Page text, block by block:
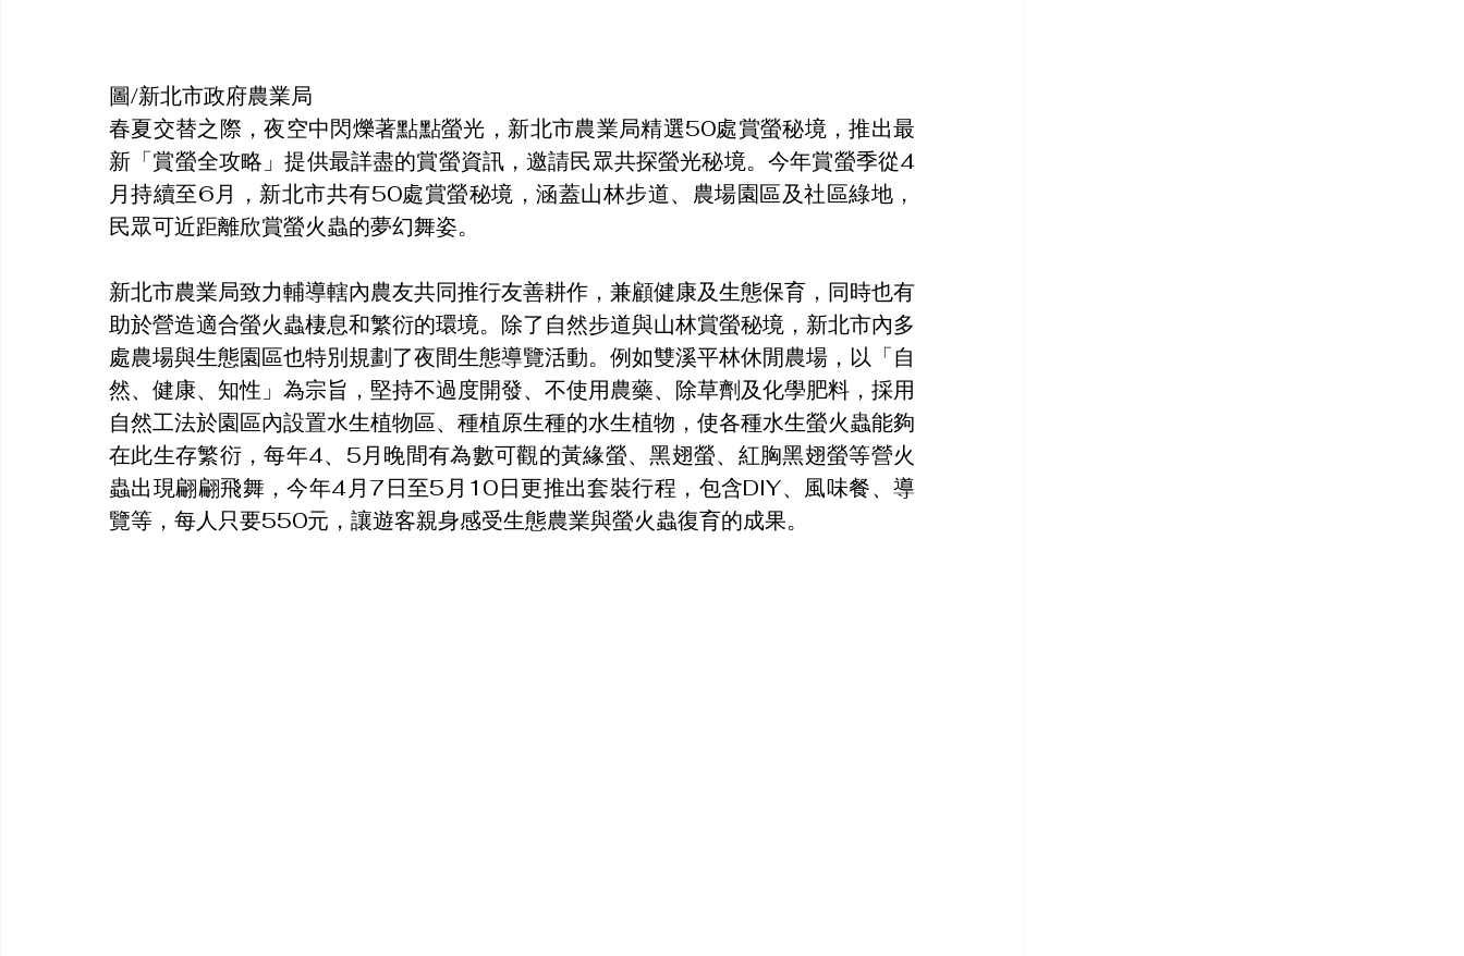
圖/新北市政府農業局
春夏交替之際，夜空中閃爍著點點螢光，新北市農業局精選50處賞螢秘境，推出最
新「賞螢全攻略」提供最詳盡的賞螢資訊，邀請民眾共探螢光秘境。今年賞螢季從4
月持續至6月，新北市共有50處賞螢秘境，涵蓋山林步道、農場園區及社區綠地，
民眾可近距離欣賞螢火蟲的夢幻舞姿。
新北市農業局致力輔導轄內農友共同推行友善耕作，兼顧健康及生態保育，同時也有
助於營造適合螢火蟲棲息和繁衍的環境。除了自然步道與山林賞螢秘境，新北市內多
處農場與生態園區也特別規劃了夜間生態導覽活動。例如雙溪平林休閒農場，以「自
然、健康、知性」為宗旨，堅持不過度開發、不使用農藥、除草劑及化學肥料，採用
自然工法於園區內設置水生植物區、種植原生種的水生植物，使各種水生螢火蟲能夠
在此生存繁衍，每年4、5月晚間有為數可觀的黃緣螢、黑翅螢、紅胸黑翅螢等營火
蟲出現翩翩飛舞，今年4月7日至5月10日更推出套裝行程，包含DIY、風味餐、導
覽等，每人只要550元，讓遊客親身感受生態農業與螢火蟲復育的成果。